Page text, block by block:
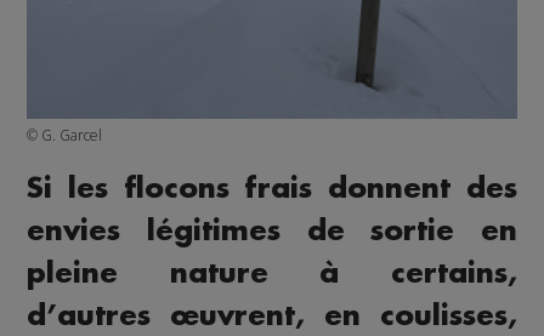
© G. Garcel
Si les flocons frais donnent des
envies légitimes de sortie en
pleine nature à certains,
d’autres œuvrent, en coulisses,